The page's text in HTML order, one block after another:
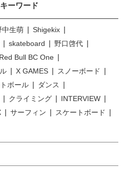
ーワード
中生萌
Shigekix
skateboard
野口啓代
Red Bull BC One
X GAMES
スノーボード
ボール
ダンス
クライミング
INTERVIEW
サーフィン
スケートボード